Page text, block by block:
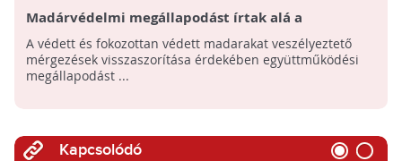
Madárvédelmi megállapodást írtak alá a
mérgezések visszaszorítására
A védett és fokozottan védett madarakat veszélyeztető
mérgezések visszaszorítása érdekében együttműködési
megállapodást ...
Kapcsolódó